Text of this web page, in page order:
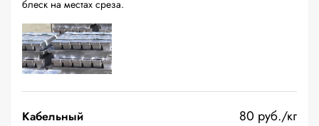
блеск на местах среза.
Кабельный 80 руб./кг